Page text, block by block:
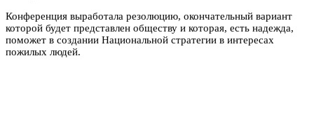
Конференция выработала резолюцию, окончательный вариант
которой будет представлен обществу и которая, есть надежда,
поможет в создании Национальной стратегии в интересах
пожилых людей.